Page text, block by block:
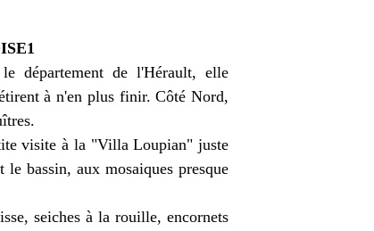
département de l'Hérault, elle
à n'en plus finir. Côté Nord,
visite à la "Villa Loupian" juste
bassin, aux mosaiques presque
seiches à la rouille, encornets